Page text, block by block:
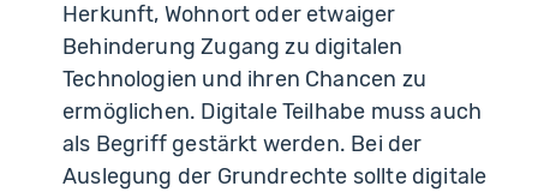
Herkunft, Wohnort oder etwaiger
Behinderung Zugang zu digitalen
Technologien und ihren Chancen zu
ermöglichen. Digitale Teilhabe muss auch
als Begriff gestärkt werden. Bei der
Auslegung der Grundrechte sollte digitale